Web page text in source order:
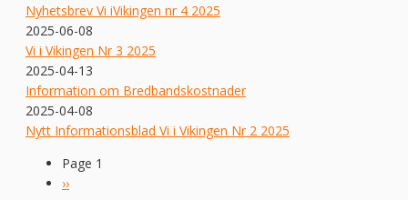
Nyhetsbrev Vi iVikingen nr 4 2025
2025-06-08
Vi i Vikingen Nr 3 2025
2025-04-13
Information om Bredbandskostnader
2025-04-08
Nytt Informationsblad Vi i Vikingen Nr 2 2025
Paginering
Page 1
Nästa
››